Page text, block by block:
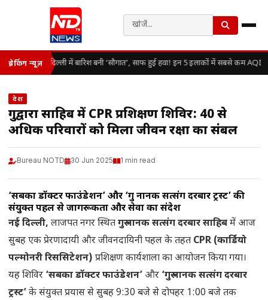
ब्रेकिंग न्यूज़ दिल्ली में बारिश बनी ‘सौगात’, साफ हुई हवा! इन 5 इलाकों में सबसे कम AQI
देश
गुरुद्वारा साहिब में CPR प्रशिक्षण शिविर: 40 से
अधिक परिवारों को मिला जीवन रक्षा का संबल
Bureau NOTD 30 Jun 2025 1 min read
‘सबका डॉक्टर फाउंडेशन’ और ‘गुरु नानक सत्संग दरबार ट्रस्ट’ की
संयुक्त पहल से जागरूकता और सेवा का संदेश
नई दिल्ली, लाजपत नगर स्थितगुरु नानक सत्संग दरबार साहिबमें आज
सुबह एक प्रेरणादायी और जीवनदायिनी पहल के तहत CPR (कार्डियो
पल्मोनरी रिससिटेशन) प्रशिक्षण कार्यशाला का आयोजन किया गया।
यह शिविर ‘सबका डॉक्टर फाउंडेशन’ और ‘गुरु नानक सत्संग दरबार
ट्रस्ट’ के संयुक्त प्रयास से सुबह 9:30 बजे से दोपहर 1:00 बजे तक